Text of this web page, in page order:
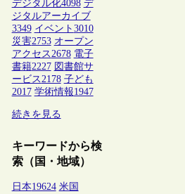
デジタル化4098 デ
ジタルアーカイブ
3349 イベント 3010
災害2753 オープン
アクセス 2678 電子
書籍2227 図書館サ
ービス 2178 子ども
2017 学術情報1947
続きを見る
キーワードから検
索（国・地域）
日本19624 米国